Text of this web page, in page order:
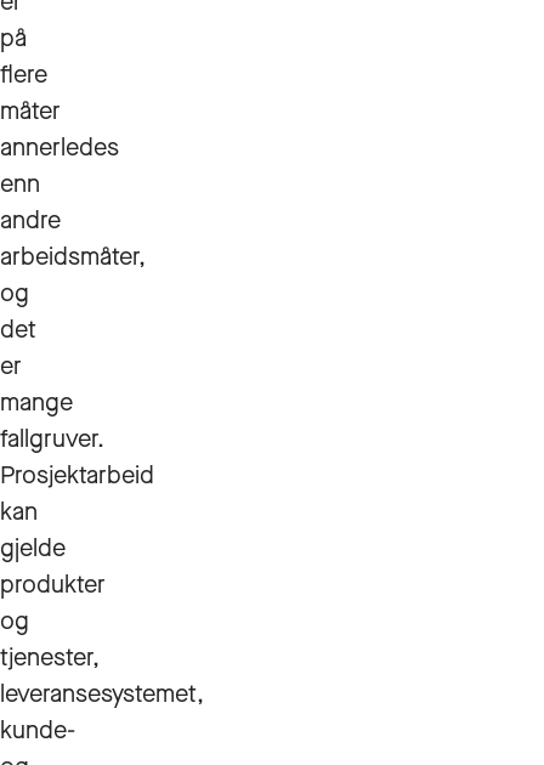
på
flere
måter
annerledes
enn
andre
arbeidsmåter,
og
det
er
mange
fallgruver.
Prosjektarbeid
kan
gjelde
produkter
og
tjenester,
leveransesystemet,
kunde-